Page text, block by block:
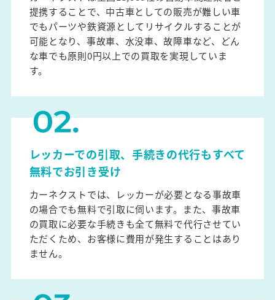
提携することで、中古車としての販売が難しい車
でもパーツや鉄資源としてリサイクルすることが
可能となり、事故車、水没車、故障車など、どん
な車でも原則0円以上での買取を実現していま
す。
レッカーでの引取、手続きの代行もすべて
無料でお引き受け
カーネクストでは、レッカーが必要となる事故車
の場合でも無料で引取に伺います。また、事故車
の買取に必要な手続きも全て無料で代行させてい
ただくため、お客様に費用が発生することはあり
ません。